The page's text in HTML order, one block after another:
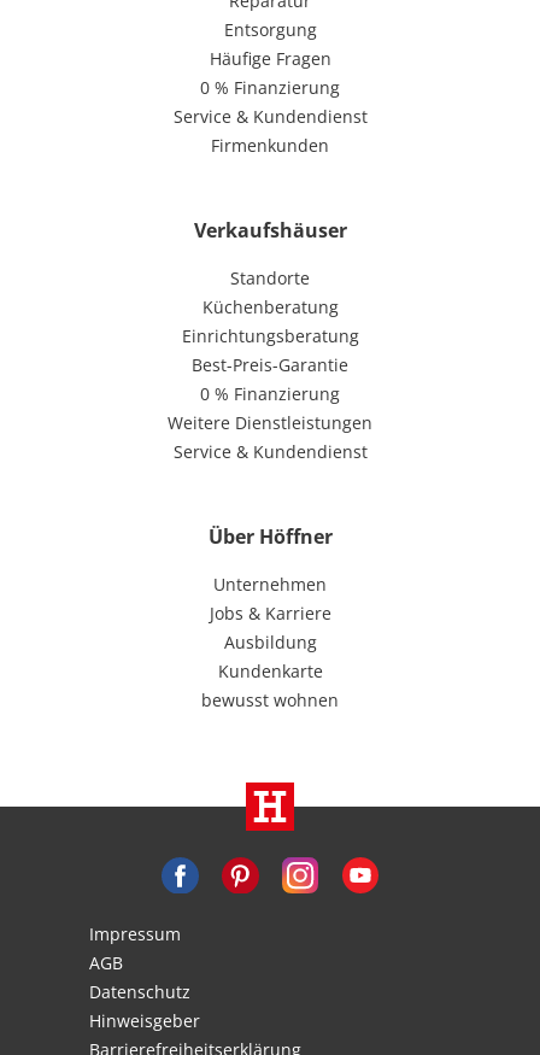
Entsorgung
Häufige Fragen
0 % Finanzierung
Service & Kundendienst
Firmenkunden
Verkaufshäuser
Standorte
Küchenberatung
Einrichtungsberatung
Best-Preis-Garantie
0 % Finanzierung
Weitere Dienstleistungen
Service & Kundendienst
Über Höffner
Unternehmen
Jobs & Karriere
Ausbildung
Kundenkarte
bewusst wohnen
Impressum
AGB
Datenschutz
Hinweisgeber
Barrierefreiheitserklärung